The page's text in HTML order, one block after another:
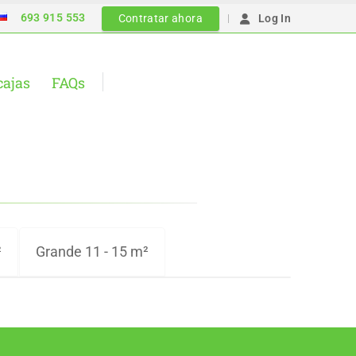
693 915 553 Contratar ahora | Log In
FAQs
Grande 11 - 15 m²